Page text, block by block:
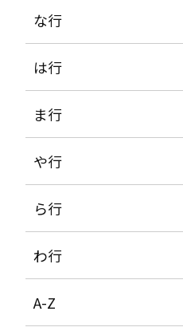
な行
は行
ま行
や行
ら行
わ行
A-Z